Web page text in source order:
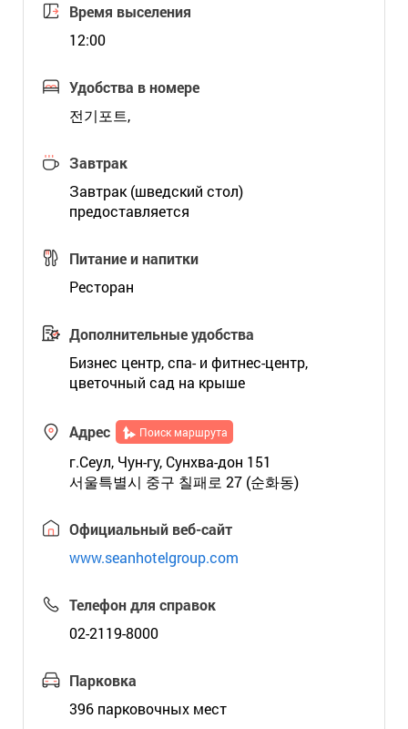
Время выселения
12:00
Удобства в номере
전기포트,
Завтрак
Завтрак (шведский стол)
предоставляется
Питание и напитки
Ресторан
Дополнительные удобства
Бизнес центр, спа- и фитнес-центр,
цветочный сад на крыше
Адрес Поиск маршрута
г.Сеул, Чун-гу, Сунхва-дон 151
서울특별시 중구 칠패로 27 (순화동)
Официальный веб-сайт
www.seanhotelgroup.com
Телефон для справок
02-2119-8000
Парковка
396 парковочных мест